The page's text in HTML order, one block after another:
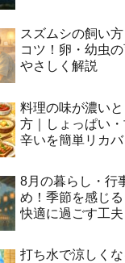
スズムシの飼い
コツ！卵・幼虫
やさしく解説
料理の味が濃い
方｜しょっぱい・
辛いを簡単リカ
8月の暮らし・行
め！季節を感じる
快適に過ごす工夫
打ち水で涼しく